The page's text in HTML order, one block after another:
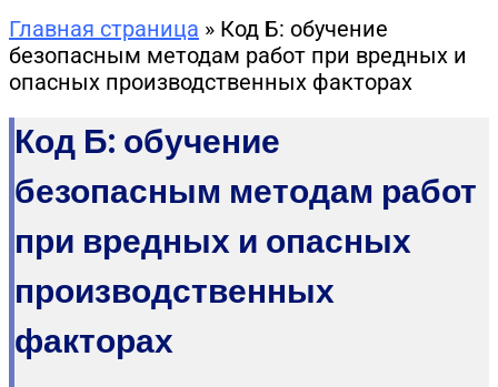
Главная страница » Код Б: обучение
безопасным методам работ при вредных и
опасных производственных факторах
Код Б: обучение
безопасным методам работ
при вредных и опасных
производственных
факторах